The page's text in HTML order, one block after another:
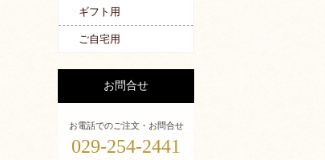
ギフト用
ご自宅用
お問合せ
お電話でのご注文・お問合せ
029-254-2441